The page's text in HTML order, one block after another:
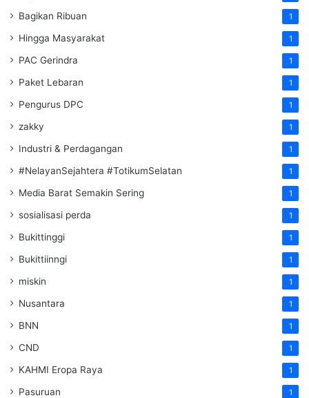
Bagikan Ribuan 1
Hingga Masyarakat 1
PAC Gerindra 1
Paket Lebaran 1
Pengurus DPC 1
zakky 1
Industri & Perdagangan 1
#NelayanSejahtera #TotikumSelatan 1
Media Barat Semakin Sering 1
sosialisasi perda 1
Bukittinggi 1
Bukittiinngi 1
miskin 1
Nusantara 1
BNN 1
CND 1
KAHMI Eropa Raya 1
Pasuruan 1